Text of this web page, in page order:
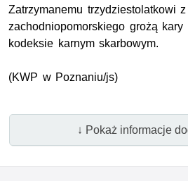
Zatrzymanemu trzydziestolatkowi
zachodniopomorskiego grożą
kodeksie karnym skarbowym.
(KWP w Poznaniu/js)
↓ Pokaż informacje